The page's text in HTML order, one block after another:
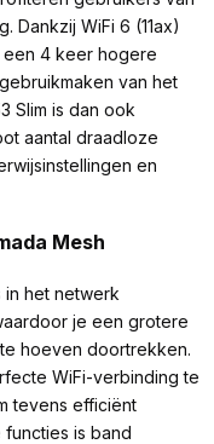
Dankzij WiFi 6 (11ax)
een 4 keer hogere
van het
Slim is dan ook
aantal draadloze
en
Mesh
in het netwerk
je een grotere
hoeven doortrekken.
WiFi-verbinding te
tevens efficiënt
is band